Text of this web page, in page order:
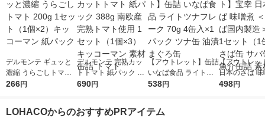
デルモンテ ギュッと
濃縮 うらごしトマト
200g 1セット（1個×
266円
デルモンテ 完熟カッ
トトマト 紙パック 38
8g 南欧産完熟トマト
缶詰 トマト
690円
【アウトレット】缶詰
いなば食品 ライトツ
ナフレーク 70g 4缶入
538円
【アウトレッ
日本のさば 味
国内さば国内
498円
LOHACOからのおすすめPRアイテム